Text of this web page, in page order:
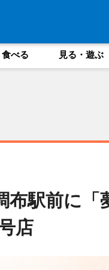
食べる 見る・遊ぶ
布駅前に「
店